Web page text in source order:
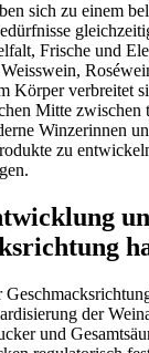
sich zu einem
Frische und
Körper verbreitet
Mitte
Winzerinnen
zu
der
und